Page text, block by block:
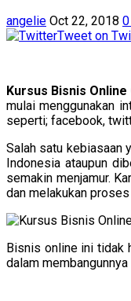
angelie Oct 22, 2018
Tweet on
Kursus Bisnis
mulai menggunakan
seperti; facebook,
Salah satu kebiasaan
Indonesia ataupun
semakin menjamur.
dan melakukan
Bisnis online ini tidak
dalam